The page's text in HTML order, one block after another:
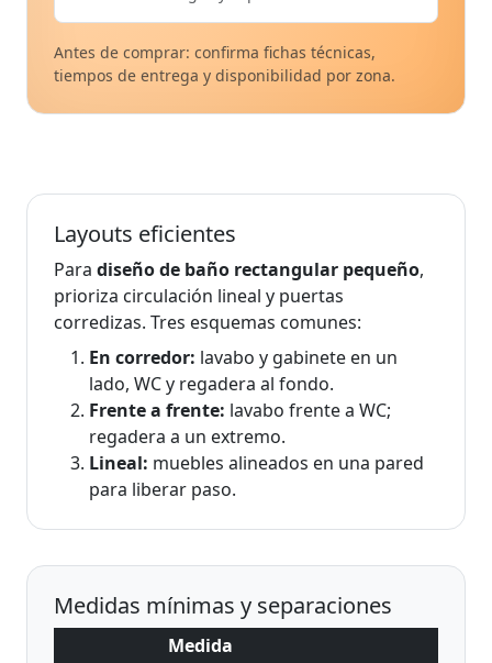
Antes de comprar: confirma fichas técnicas,
tiempos de entrega y disponibilidad por zona.
Layouts eficientes
Para diseño de baño rectangular pequeño,
prioriza circulación lineal y puertas
corredizas. Tres esquemas comunes:
En corredor: lavabo y gabinete en un
lado, WC y regadera al fondo.
Frente a frente: lavabo frente a WC;
regadera a un extremo.
Lineal: muebles alineados en una pared
para liberar paso.
Medidas mínimas y separaciones
Medida